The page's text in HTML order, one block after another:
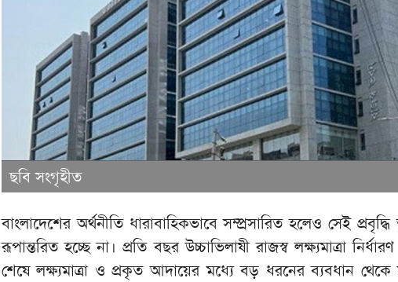
ছবি সংগৃহীত
বাংলাদেশের অর্থনীতি ধারাবাহিকভাবে সম্প্রসারিত হলেও সেই
রূপান্তরিত হচ্ছে না। প্রতি বছর উচ্চাভিলাষী রাজস্ব লক্ষ্যমাত্রা
শেষে লক্ষ্যমাত্রা ও প্রকৃত আদায়ের মধ্যে বড় ধরনের ব্যবধান থেকে